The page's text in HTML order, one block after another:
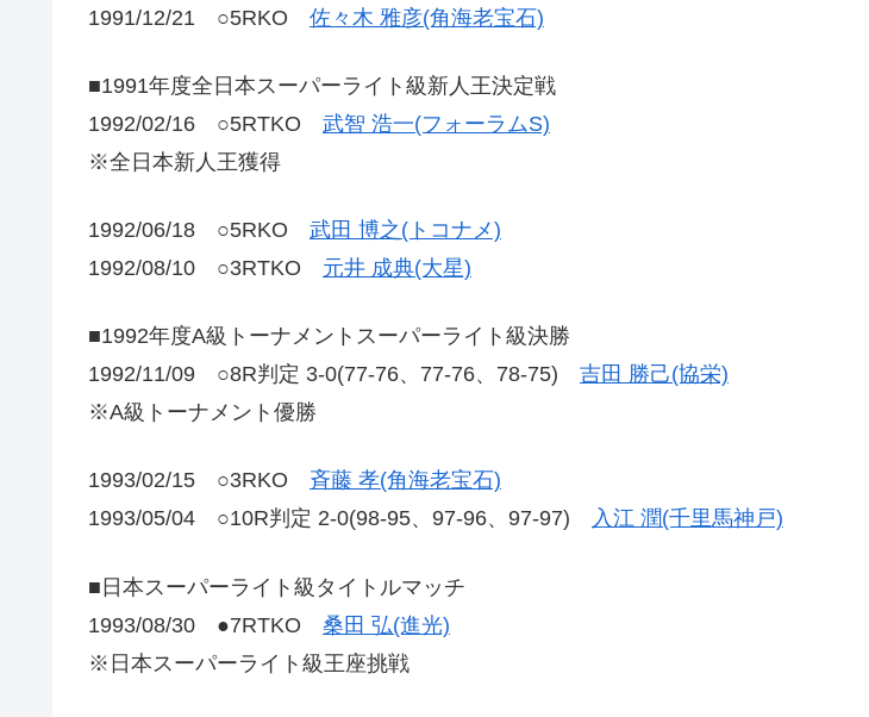
1991/12/21 ○5RKO 佐々木 雅彦(角海老宝石)
■1991年度全日本スーパーライト級新人王決定戦
1992/02/16 ○5RTKO 武智 浩一(フォーラムS)
※全日本新人王獲得
1992/06/18 ○5RKO 武田 博之(トコナメ)
1992/08/10 ○3RTKO 元井 成典(大星)
■1992年度A級トーナメントスーパーライト級決勝
1992/11/09 ○8R判定 3-0(77-76、77-76、78-75) 吉田 勝己(協栄)
※A級トーナメント優勝
1993/02/15 ○3RKO 斉藤 孝(角海老宝石)
1993/05/04 ○10R判定 2-0(98-95、97-96、97-97) 入江 潤(千里馬神戸)
■日本スーパーライト級タイトルマッチ
1993/08/30 ●7RTKO 桑田 弘(進光)
※日本スーパーライト級王座挑戦